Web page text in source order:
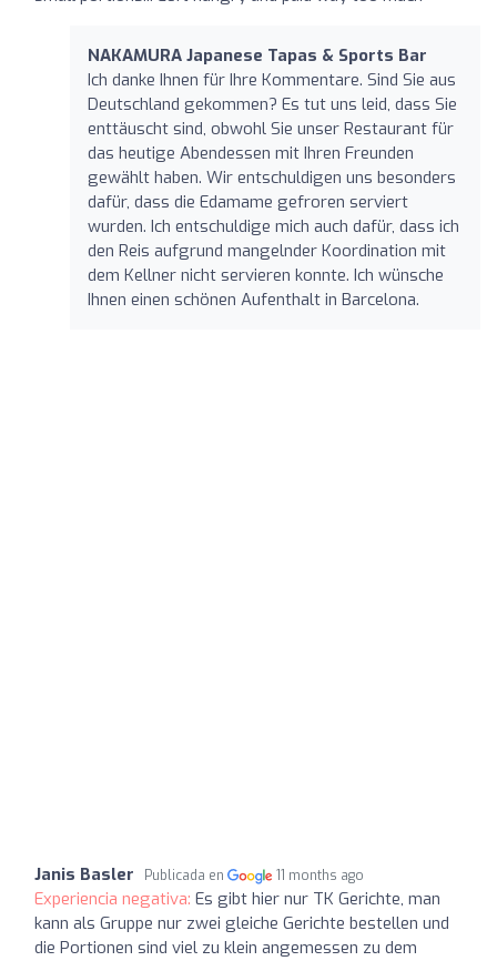
NAKAMURA Japanese Tapas & Sports Bar
Ich danke Ihnen für Ihre Kommentare. Sind Sie aus
Deutschland gekommen? Es tut uns leid, dass Sie
enttäuscht sind, obwohl Sie unser Restaurant für
das heutige Abendessen mit Ihren Freunden
gewählt haben. Wir entschuldigen uns besonders
dafür, dass die Edamame gefroren serviert
wurden. Ich entschuldige mich auch dafür, dass ich
den Reis aufgrund mangelnder Koordination mit
dem Kellner nicht servieren konnte. Ich wünsche
Ihnen einen schönen Aufenthalt in Barcelona.
Janis Basler Publicada en 11 months ago
Experiencia negativa: Es gibt hier nur TK Gerichte, man
kann als Gruppe nur zwei gleiche Gerichte bestellen und
die Portionen sind viel zu klein angemessen zu dem